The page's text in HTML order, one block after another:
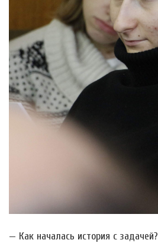
— Как началась история с задачей?